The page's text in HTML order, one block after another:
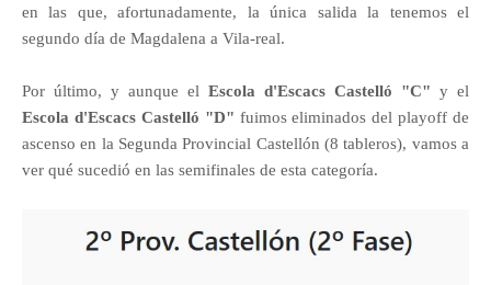
en las que, afortunadamente, la única salida la tenemos el
segundo día de Magdalena a Vila-real.
Por último, y aunque el Escola d'Escacs Castelló "C" y el
Escola d'Escacs Castelló "D" fuimos eliminados del playoff de
ascenso en la Segunda Provincial Castellón (8 tableros), vamos a
ver qué sucedió en las semifinales de esta categoría.